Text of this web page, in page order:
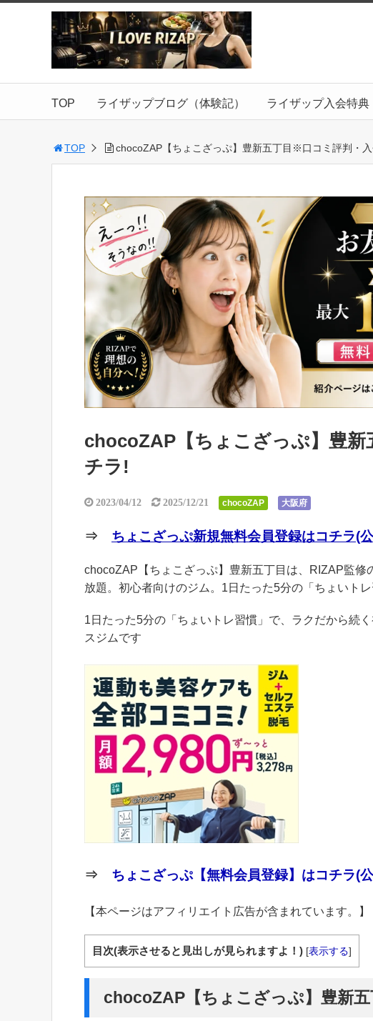
TOP ライザップブログ（体験記） ライザップ入会特典
TOP chocoZAP【ちょこざっぷ】豊新五丁目※口コミ評判・
chocoZAP【ちょこざっぷ】豊
チラ!
2023/04/12 2025/12/21 chocoZAP 大阪府
⇒ ちょこざっぷ新規無料会員登録はコチラ(
chocoZAP【ちょこざっぷ】豊新五丁目は、RIZAP監
放題。初心者向けのジム。1日たった5分の「ちょいト
1日たった5分の「ちょいトレ習慣」で、ラクだから続
スジムです
⇒ ちょこざっぷ【無料会員登録】はコチラ(
【本ページはアフィリエイト広告が含まれています。】
目次(表示させると見出しが見られますよ！) [表示する]
chocoZAP【ちょこざっぷ】豊新